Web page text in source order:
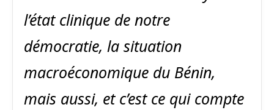
l’état clinique de notre
démocratie, la situation
macroéconomique du Bénin,
mais aussi, et c’est ce qui compte